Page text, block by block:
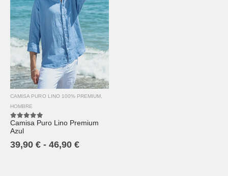
CAMISA PURO LINO 100% PREMIUM,
HOMBRE
5.00out of 5
Camisa Puro Lino Premium
Azul
39,90 € - 46,90 €